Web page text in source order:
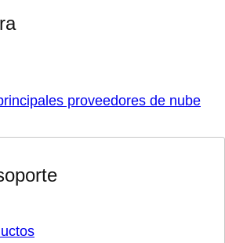
proveedores de nube